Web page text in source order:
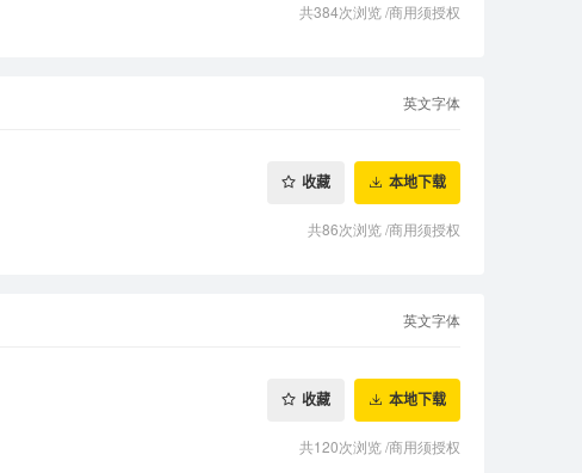
共384次浏览/商用须授权
英文字体
收藏 本地下载
共86次浏览/商用须授权
英文字体
收藏 本地下载
共120次浏览/商用须授权